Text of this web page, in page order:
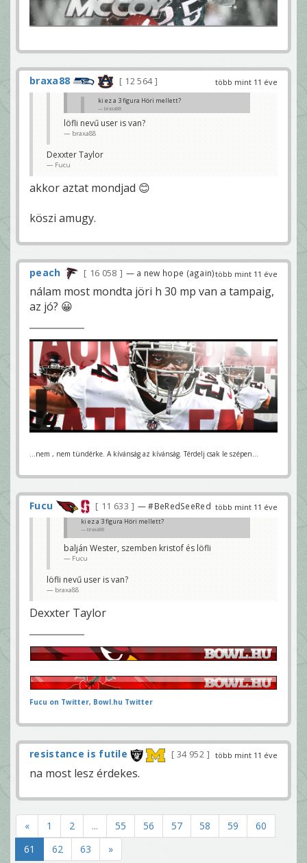
több mint 11 éve
braxa88 12 564
ki ez a 3 figura Höri mellett?
braxa88
balján Wester, szemben kristof és löfli
Fucu
löfli nevű user is van?
braxa88
Dexxter Taylor
Fucu
akkor aztat mondjad 😊
köszi amugy.
több mint 11 éve
peach 16 058 — a new hope (again)
nálam most mondta jöri h 30 mp van a tampaig,
az jó? 😀
...nem , nem tündérke. A kívánság az kívánság. Térdelj csak le szépen...
több mint 11 éve
Fucu 11 633 — #BeRedSeeRed
ki ez a 3 figura Höri mellett?
braxa88
balján Wester, szemben kristof és löfli
Fucu
löfli nevű user is van?
braxa88
Dexxter Taylor
Fucu on Twitter, Bowl.hu Twitter
több mint 11 éve
resistance is futile 34 952
na most lesz érdekes.
« 1 2 ... 55 56 57 58 59
60
61
62 63 »